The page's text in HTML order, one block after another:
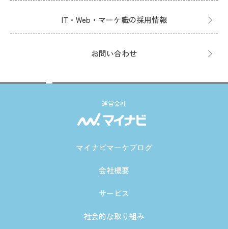
IT・Web・マーケ職の採用情報
お問い合わせ
運営会社
マイナビマーケブログ
会社概要
サービス
社会的な取り組み